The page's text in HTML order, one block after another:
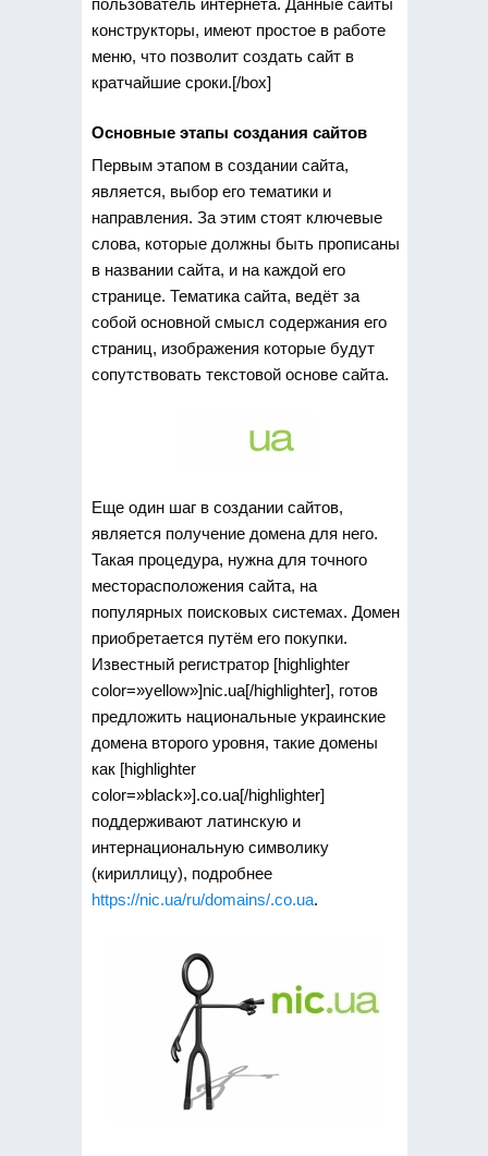
пользователь интернета. Данные сайты
конструкторы, имеют простое в работе
меню, что позволит создать сайт в
кратчайшие сроки.[/box]
Основные этапы создания сайтов
Первым этапом в создании сайта,
является, выбор его тематики и
направления. За этим стоят ключевые
слова, которые должны быть прописаны
в названии сайта, и на каждой его
странице. Тематика сайта, ведёт за
собой основной смысл содержания его
страниц, изображения которые будут
сопутствовать текстовой основе сайта.
Еще один шаг в создании сайтов,
является получение домена для него.
Такая процедура, нужна для точного
месторасположения сайта, на
популярных поисковых системах. Домен
приобретается путём его покупки.
Известный регистратор [highlighter
color=»yellow»]nic.ua[/highlighter], готов
предложить национальные украинские
домена второго уровня, такие домены
как [highlighter
color=»black»].co.ua[/highlighter]
поддерживают латинскую и
интернациональную символику
(кириллицу), подробнее
https://nic.ua/ru/domains/.co.ua.